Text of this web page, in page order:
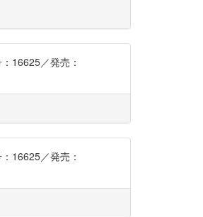
16625／発売：
16625／発売：